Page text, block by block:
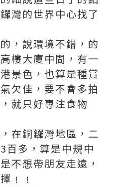
灣的世界中心找了
，說環境不錯，的
樓大廈中間，有一
景色，也算是種賞
欠佳，要不會多拍
就只好專注食物
在銅鑼灣地區，二
百多，算是中規中
不想帶朋友走遠，
﹗﹗